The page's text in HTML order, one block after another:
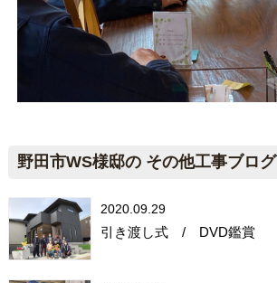
野田市WS様邸の その他工事ブログ
2020.09.29
引き渡し式 / DVD鑑賞